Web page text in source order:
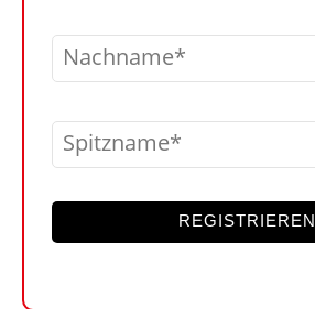
Nachname
Spitzname
REGISTRIEREN